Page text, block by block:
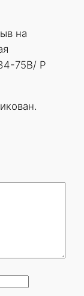
на
75В/ Р